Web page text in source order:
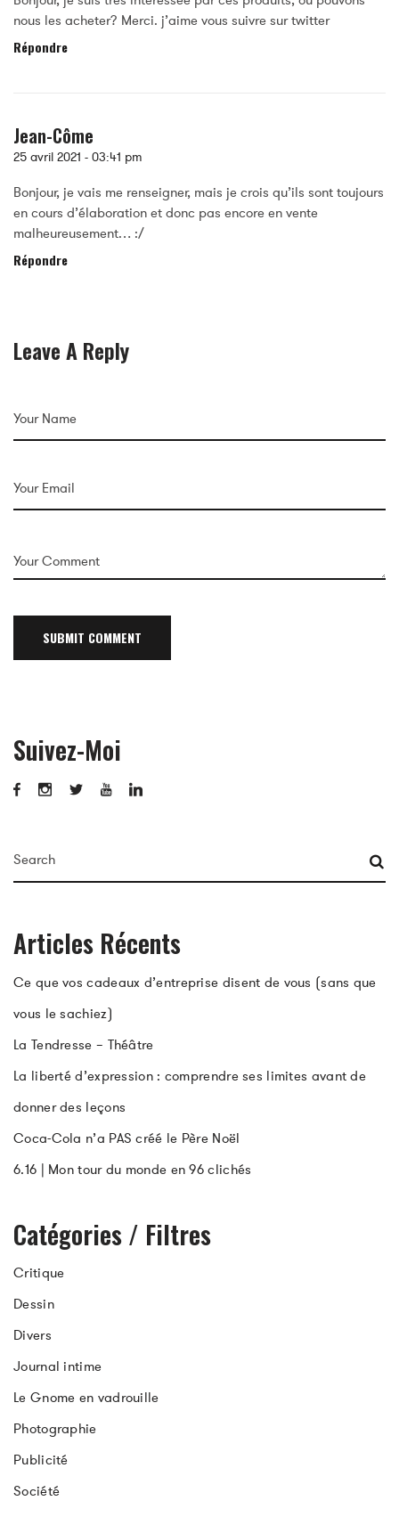
nous les acheter? Merci. j’aime vous suivre sur twitter
Répondre
Jean-Côme
25 avril 2021 - 03:41 pm
Bonjour, je vais me renseigner, mais je crois qu’ils sont toujours
en cours d’élaboration et donc pas encore en vente
malheureusement… :/
Répondre
Leave A Reply
Suivez-Moi
Articles Récents
Ce que vos cadeaux d’entreprise disent de vous (sans que
vous le sachiez)
La Tendresse – Théâtre
La liberté d’expression : comprendre ses limites avant de
donner des leçons
Coca-Cola n’a PAS créé le Père Noël
6.16 | Mon tour du monde en 96 clichés
Catégories / Filtres
Critique
Dessin
Divers
Journal intime
Le Gnome en vadrouille
Photographie
Publicité
Société